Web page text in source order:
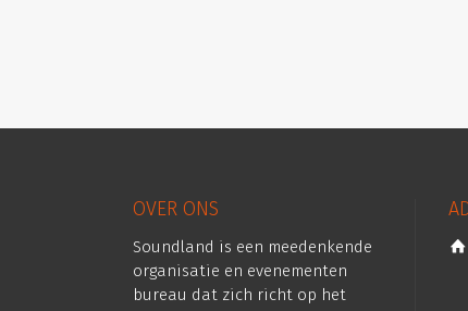
OVER ONS
Soundland is een meedenkende
organisatie en evenementen
bureau dat zich richt op het